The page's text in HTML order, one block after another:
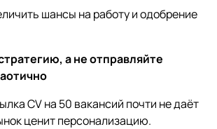
шансы на работу и одобрение
а не отправляйте
CV на 50 вакансий почти не даёт
ценит персонализацию.